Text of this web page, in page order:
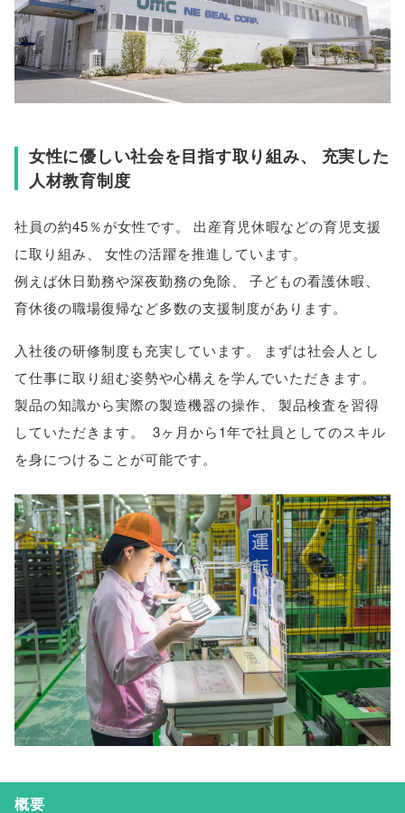
女性に優しい社会を目指す取り組み、
充実した
人材教育制度
社員の約45％が女性です。
出産育児休暇などの育児支援
に取り組み
女性の活躍を推進しています。
例えば休日勤務や深夜勤務の免除
子どもの看護休暇
育休後の職場復帰など多数の支援制度があります。
入社後の研修制度も充実しています。
まずは社会人とし
て仕事に取り組む姿勢や心構えを学んでいただきます。
製品の知識から実際の製造機器の操作
製品検査を習得
していただきます。
3ヶ月から1年で社員としてのスキル
を身につけることが可能です。
概要